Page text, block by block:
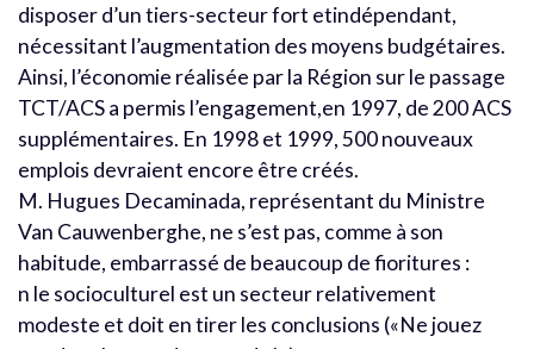
disposer d’un tiers-secteur fort etindépendant,
nécessitant l’augmentation des moyens budgétaires.
Ainsi, l’économie réalisée par la Région sur le passage
TCT/ACS a permis l’engagement,en 1997, de 200 ACS
supplémentaires. En 1998 et 1999, 500 nouveaux
emplois devraient encore être créés.
M. Hugues Decaminada, représentant du Ministre
Van Cauwenberghe, ne s’est pas, comme à son
habitude, embarrassé de beaucoup de fioritures :
n le socioculturel est un secteur relativement
modeste et doit en tirer les conclusions («Ne jouez